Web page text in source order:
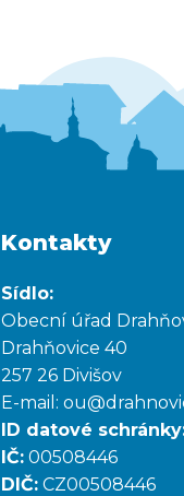
Kontakty
Sídlo:
Obecní úřad
Drahňovice 40
257 26 Divišov
E-mail:
ID datové
IČ: 00508446
DIČ: CZ00508446